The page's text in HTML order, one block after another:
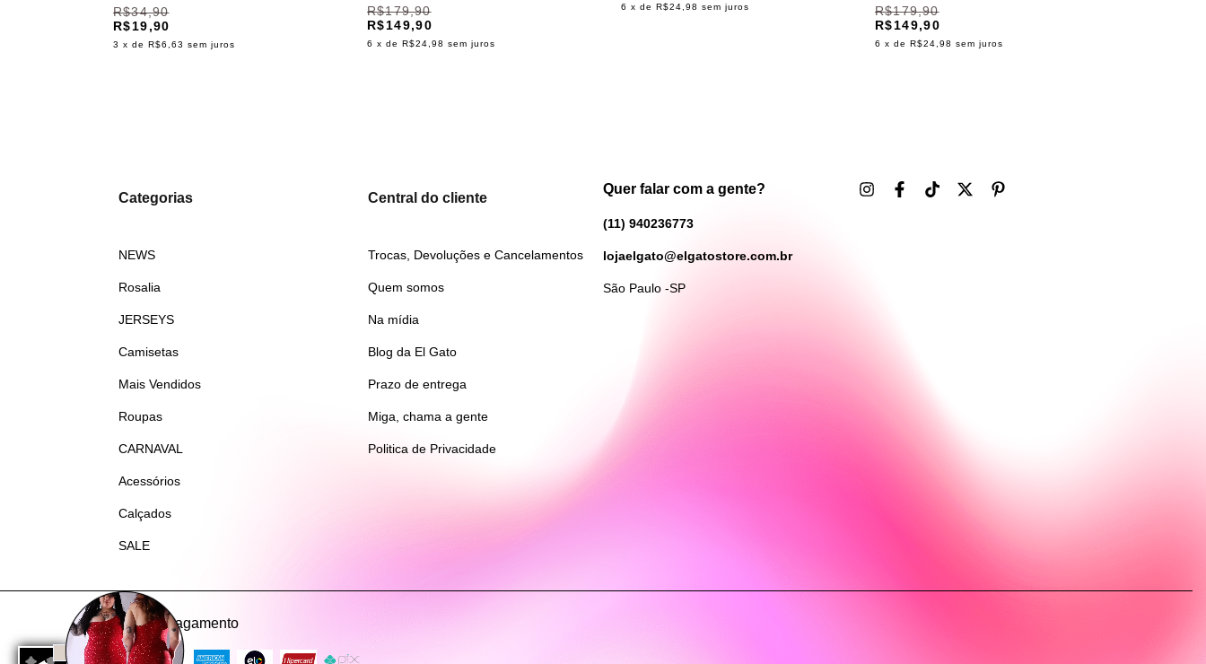
R$34,90
R$19,90
3 x de R$6,63 sem juros
R$179,90
R$149,90
6 x de R$24,98 sem juros
6 x de R$24,98 sem juros
R$179,90
R$149,90
6 x de R$24,98 sem juros
Categorias
NEWS
Rosalia
JERSEYS
Camisetas
Mais Vendidos
Roupas
CARNAVAL
Acessórios
Calçados
SALE
Central do cliente
Trocas, Devoluções e Cancelamentos
Quem somos
Na mídia
Blog da El Gato
Prazo de entrega
Miga, chama a gente
Politica de Privacidade
Quer falar com a gente?
(11) 940236773
lojaelgato@elgatostore.com.br
São Paulo -SP
Meios de pagamento